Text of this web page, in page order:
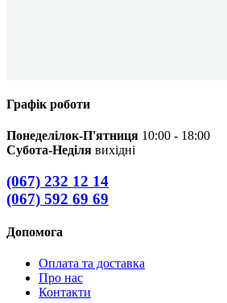
Графік роботи
Понеделілок-П'ятниця 10:00 - 18:00
Субота-Неділя вихідні
(067) 232 12 14
(067) 592 69 69
Допомога
Оплата та доставка
Про нас
Контакти